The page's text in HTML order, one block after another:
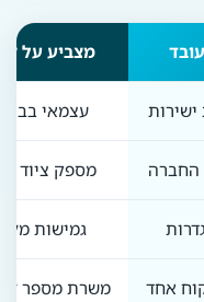
מצביע על
עצמאי
החברה מספק ציוד
גמישות
אחד משרת מספר